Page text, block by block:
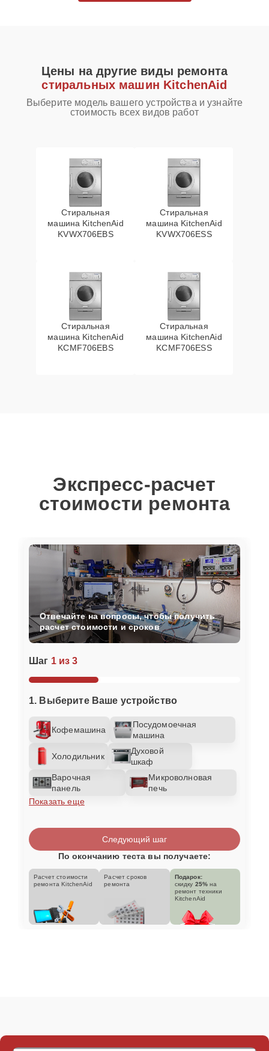
Цены на другие виды ремонта
стиральных машин KitchenAid
Выберите модель вашего устройства и узнайте
стоимость всех видов работ
Стиральная
машина KitchenAid
KVWX706EBS
Стиральная
машина KitchenAid
KVWX706ESS
Стиральная
машина KitchenAid
KCMF706EBS
Стиральная
машина KitchenAid
KCMF706ESS
Экспресс-расчет
стоимости ремонта
Шаг 1 из 3
1. Выберите Ваше устройство
Кофемашина
Посудомоечная
машина
Холодильник
Духовой
шкаф
Варочная
панель
Микроволновая
печь
Показать еще
Отвечайте на вопросы, чтобы получить
расчет стоимости и сроков
Следующий шаг
По окончанию теста вы получаете:
Расчет стоимости
ремонта KitchenAid
Расчет сроков
ремонта
Подарок:
скидку 25% на
ремонт техники
KitchenAid